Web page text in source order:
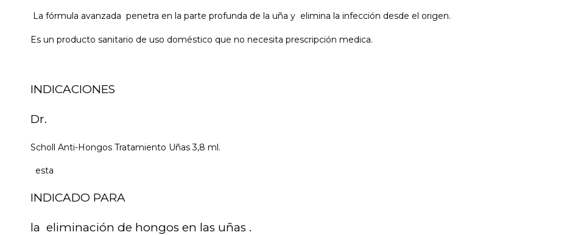
La fórmula avanzada penetra en la parte profunda de la uña y elimina la infección desde el origen.
Es un producto sanitario de uso doméstico que no necesita prescripción medica.
INDICACIONES
Dr.
Scholl Anti-Hongos Tratamiento Uñas 3,8 ml.
esta
INDICADO PARA
la eliminación de hongos en las uñas .